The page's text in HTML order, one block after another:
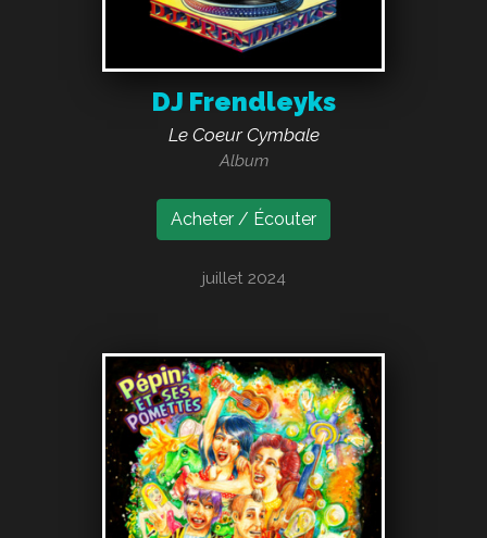
DJ Frendleyks
Le Coeur Cymbale
Album
Acheter / Écouter
juillet 2024